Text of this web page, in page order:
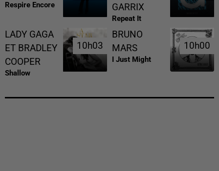
Respire Encore
GARRIX
Repeat It
LADY GAGA
ET BRADLEY
COOPER
Shallow
10h03
10h03
BRUNO
MARS
I Just Might
10h00
10h00